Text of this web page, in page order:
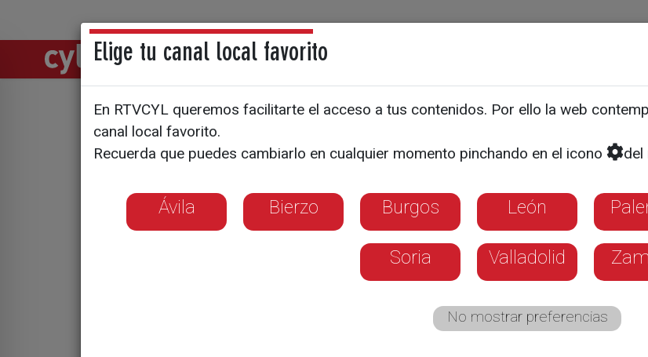
Directos Noticias
Arranca la campaña de
Bierzo
Elige tu canal local favorito
En RTVCYL queremos facilitarte el acceso a tus contenidos. Por ello la web
canal local favorito.
Recuerda que puedes cambiarlo en cualquier momento pinchando en el icono
del
Ávila Bierzo Burgos León
Soria Valladolid
No mostrar preferencias